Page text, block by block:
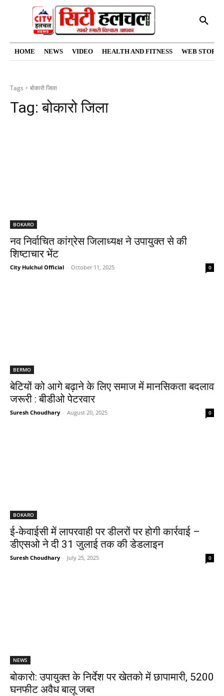
HOME NEWS VIDEO HEALTH AND FITNESS WEB
Tags बोकारो जिला
Tag:बोकारो जिला
BOKARO
नव निर्वाचित कांग्रेस जिलाध्यक्ष ने उपायुक्त से की
शिष्टाचार भेंट
City Hulchul Official - October 11, 2025 0
BERMO
बेटियों को आगे बढ़ाने के लिए समाज में मानसिकता बदलाव
जरूरी : बीडीओ पेटरवार
Suresh Choudhary - August 20, 2025 0
BOKARO
ई-केवाईसी में लापरवाही पर डीलरों पर होगी कार्रवाई –
डीएसओ ने दी 31 जुलाई तक की डेडलाइन
Suresh Choudhary - July 25, 2025 0
NEWS
बोकारो: उपायुक्त के निर्देश पर खेतको में छापामारी, 5200
घनफीट अवैध बालू जब्त